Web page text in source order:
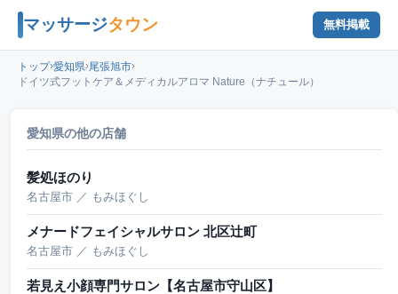
マッサージタウン 無料掲載
トップ›愛知県›尾張旭市›
ドイツ式フットケア＆メディカルアロマ Nature（ナチュール）
愛知県の他の店舗
髪処ほのり
名古屋市 ／ もみほぐし
メナードフェイシャルサロン 北区辻町
名古屋市 ／ もみほぐし
若見え小顔専門サロン【名古屋市守山区】